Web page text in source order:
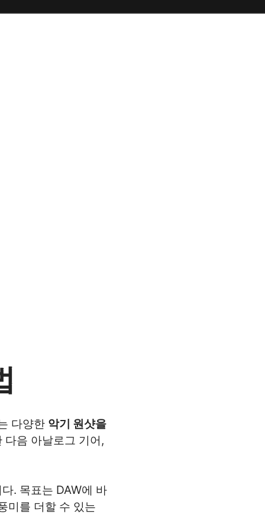
다양한 악기 원샷을
다음 아날로그 기어,
. 목표는 DAW에 바
미를 더할 수 있는